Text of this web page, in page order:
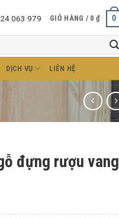
063 979 GIỎ HÀNG / 0 ₫ 0
DỊCH VỤ LIÊN HỆ
đựng rượu vang